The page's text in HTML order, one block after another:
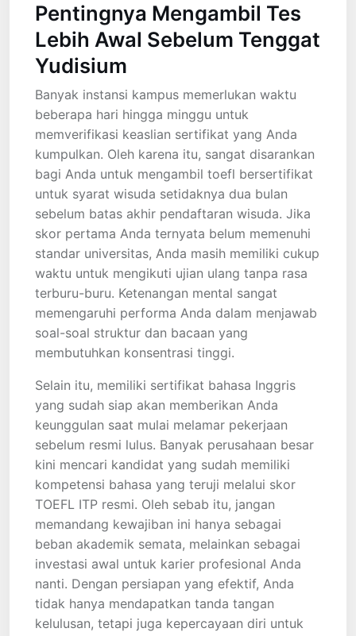
Pentingnya Mengambil Tes
Lebih Awal Sebelum Tenggat
Yudisium
Banyak instansi kampus memerlukan waktu
beberapa hari hingga minggu untuk
memverifikasi keaslian sertifikat yang Anda
kumpulkan. Oleh karena itu, sangat disarankan
bagi Anda untuk mengambil toefl bersertifikat
untuk syarat wisuda setidaknya dua bulan
sebelum batas akhir pendaftaran wisuda. Jika
skor pertama Anda ternyata belum memenuhi
standar universitas, Anda masih memiliki cukup
waktu untuk mengikuti ujian ulang tanpa rasa
terburu-buru. Ketenangan mental sangat
memengaruhi performa Anda dalam menjawab
soal-soal struktur dan bacaan yang
membutuhkan konsentrasi tinggi.
Selain itu, memiliki sertifikat bahasa Inggris
yang sudah siap akan memberikan Anda
keunggulan saat mulai melamar pekerjaan
sebelum resmi lulus. Banyak perusahaan besar
kini mencari kandidat yang sudah memiliki
kompetensi bahasa yang teruji melalui skor
TOEFL ITP resmi. Oleh sebab itu, jangan
memandang kewajiban ini hanya sebagai
beban akademik semata, melainkan sebagai
investasi awal untuk karier profesional Anda
nanti. Dengan persiapan yang efektif, Anda
tidak hanya mendapatkan tanda tangan
kelulusan, tetapi juga kepercayaan diri untuk